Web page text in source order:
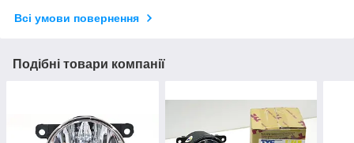
Всі умови повернення
Подібні товари компанії